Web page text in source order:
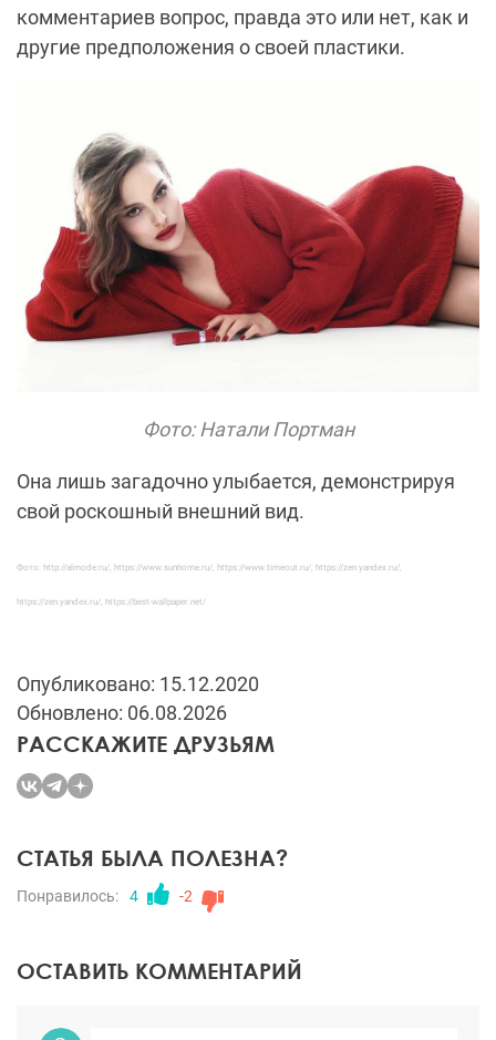
комментариев вопрос, правда это или нет, как и
другие предположения о своей пластики.
Фото: Натали Портман
Она лишь загадочно улыбается, демонстрируя
свой роскошный внешний вид.
Фото: http://almode.ru/, https://www.sunhome.ru/, https://www.timeout.ru/, https://zen.yandex.ru/,
https://zen.yandex.ru/, https://best-wallpaper.net/
Опубликовано: 15.12.2020
Обновлено: 06.08.2026
РАССКАЖИТЕ ДРУЗЬЯМ
СТАТЬЯ БЫЛА ПОЛЕЗНА?
Понравилось: 4 -2
ОСТАВИТЬ КОММЕНТАРИЙ